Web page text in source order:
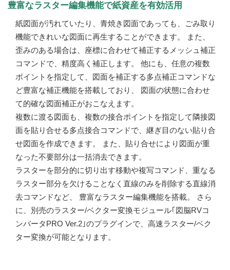
豊富なラスター編集機能で紙資産を有効活用
紙図面が汚れていたり、青焼き図面であっても、ごみ取り
機能できれいな図面に再生することができます。 また、
歪みのある場合は、座標に合わせて補正するメッシュ補正
コマンドで、精度高く補正します。 他にも、任意の複数
ポイントを指定して、図面を補正する多点補正コマンドな
ど豊富な補正機能を搭載しており、 図面の状態に合わせ
て的確な図面補正がおこなえます。
複数に渡る図面も、複数の接合ポイントを指定して隣接図
面を貼り合せる多点接合コマンドで、継ぎ目のない貼り合
せ図面を作成できます。 また、貼り合せにより図面が重
なった不要部分は一括消去できます。
ラスターを部分的に切り出す移動や複写コマンド、重なる
ラスター部分を欠けることなく直線のみを削除する直線消
去コマンドなど、 豊富なラスター編集機能を搭載。 さら
に、別売のラスター/ベクター変換モジュール｢図脳RVコ
ンバータPRO Ver.2｣のプラグインで、高速ラスター/ベク
ター変換が可能となります。